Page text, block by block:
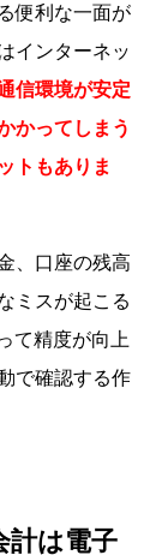
便利な一面が
インターネッ
信環境が安定
かってしまう
トもありま
、口座の残高
ミスが起こる
て精度が向上
で確認する作
計は電子